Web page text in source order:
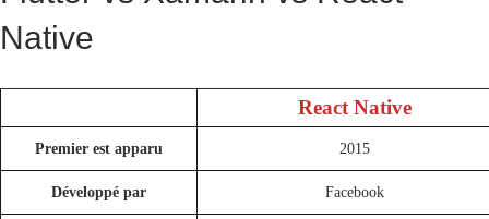
Native
React Native
Premier est apparu 2015
Développé par Facebook